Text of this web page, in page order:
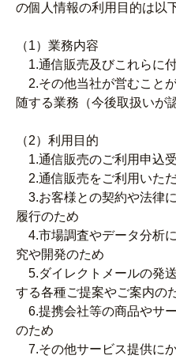
の個人情報の利用目的は以
（1）業務内容
1.通信販売及びこれらに
2.その他当社が営むこと
随する業務（今後取扱いが
（2）利用目的
1.通信販売のご利用申込
2.通信販売をご利用いた
3.お客様との契約や法律
履行のため
4.市場調査やデータ分析
究や開発のため
5.ダイレクトメールの発
する各種ご提案やご案内の
6.提携会社等の商品やサ
のため
7.その他サービス提供に